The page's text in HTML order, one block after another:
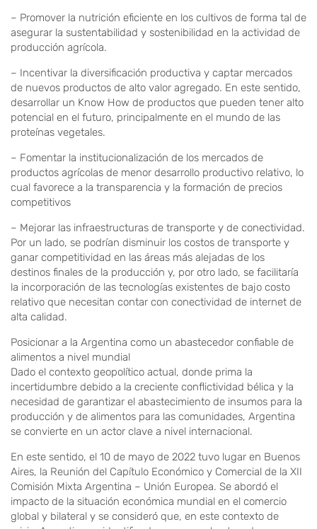
– Promover la nutrición eficiente en los cultivos de forma tal de
asegurar la sustentabilidad y sostenibilidad en la actividad de
producción agrícola.
– Incentivar la diversificación productiva y captar mercados
de nuevos productos de alto valor agregado. En este sentido,
desarrollar un Know How de productos que pueden tener alto
potencial en el futuro, principalmente en el mundo de las
proteínas vegetales.
– Fomentar la institucionalización de los mercados de
productos agrícolas de menor desarrollo productivo relativo, lo
cual favorece a la transparencia y la formación de precios
competitivos
– Mejorar las infraestructuras de transporte y de conectividad.
Por un lado, se podrían disminuir los costos de transporte y
ganar competitividad en las áreas más alejadas de los
destinos finales de la producción y, por otro lado, se facilitaría
la incorporación de las tecnologías existentes de bajo costo
relativo que necesitan contar con conectividad de internet de
alta calidad.
Posicionar a la Argentina como un abastecedor confiable de
alimentos a nivel mundial
Dado el contexto geopolítico actual, donde prima la
incertidumbre debido a la creciente conflictividad bélica y la
necesidad de garantizar el abastecimiento de insumos para la
producción y de alimentos para las comunidades, Argentina
se convierte en un actor clave a nivel internacional.
En este sentido, el 10 de mayo de 2022 tuvo lugar en Buenos
Aires, la Reunión del Capítulo Económico y Comercial de la XII
Comisión Mixta Argentina – Unión Europea. Se abordó el
impacto de la situación económica mundial en el comercio
global y bilateral y se consideró que, en este contexto de